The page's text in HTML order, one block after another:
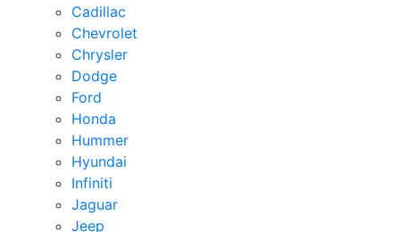
Cadillac
Chevrolet
Chrysler
Dodge
Ford
Honda
Hummer
Hyundai
Infiniti
Jaguar
Jeep